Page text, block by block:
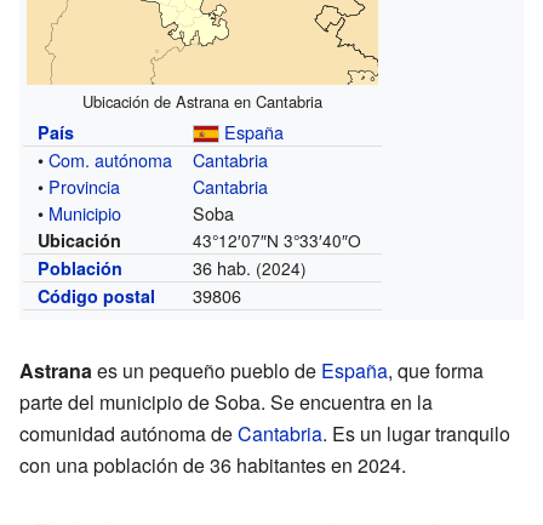
Ubicación de Astrana en Cantabria
País
España
•Com. autónoma
Cantabria
• Provincia
Cantabria
• Municipio Soba
Ubicación 43°12′07″N 3°33′40″O
Población
36 hab. (2024)
Código postal
39806
Astranaes un pequeño pueblo de España, que forma
parte del municipio de Soba. Se encuentra en la
comunidad autónoma deCantabria. Es un lugar tranquilo
con una población de 36 habitantes en 2024.